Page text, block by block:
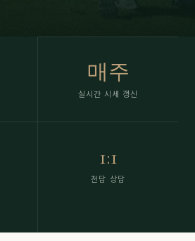
매주
실시간 시세 갱신
1:1
전담 상담